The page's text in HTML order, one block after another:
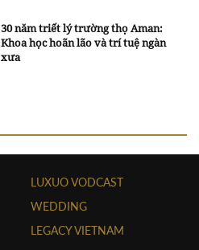
30 năm triết lý trường thọ Aman:
Khoa học hoãn lão và trí tuệ ngàn
xưa
LUXUO VODCAST
WEDDING
LEGACY VIETNAM